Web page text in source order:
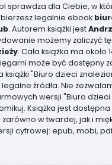
sprawdza dla Ciebie, w
legalnie ebook
. Autorem książki jest
możemy zaliczyć
. Cała książka ma około
może być dostępny
książki "Biuro dzieci
źródła. Nie
wersji "Biuro dzieci
Książka jest
w twardej, jak i
cyfrowej: epub, mobi,